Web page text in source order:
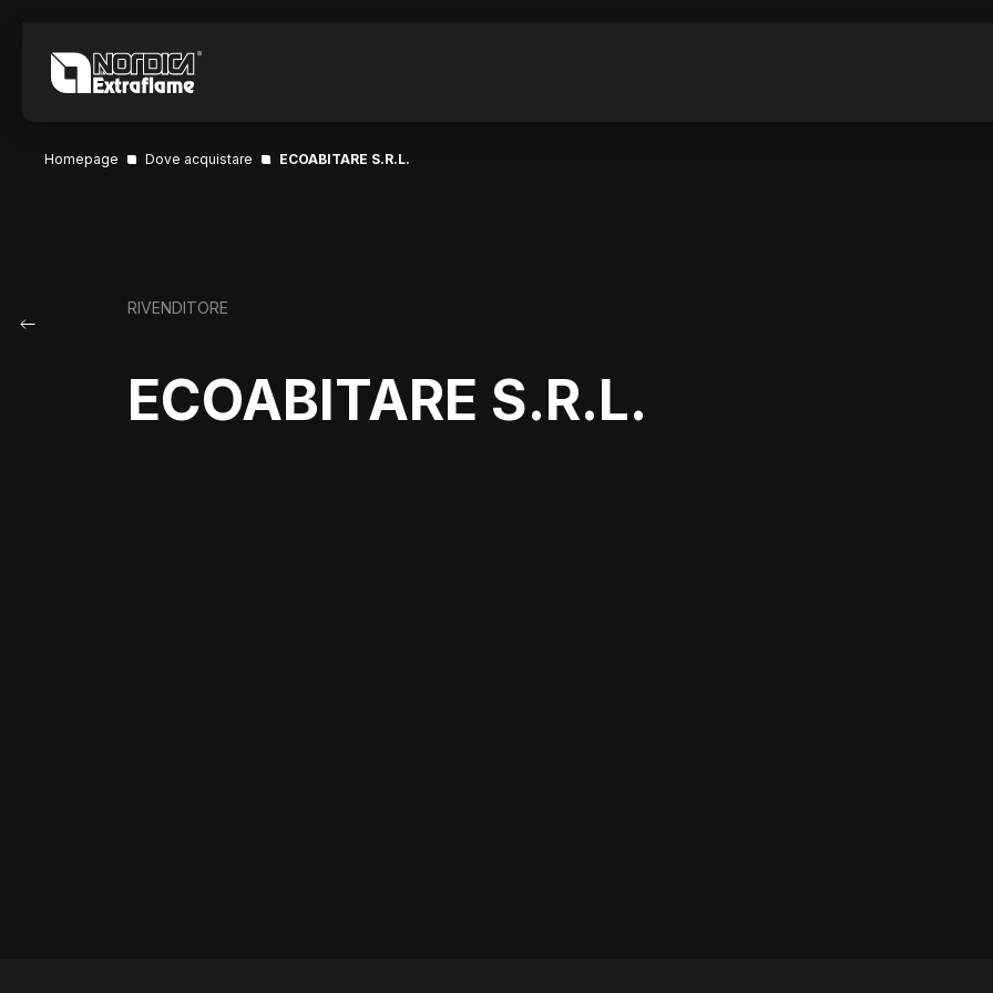
Homepage Dove acquistare ECOABITARE S.R.L.
RIVENDITORE
ECOABITARE S.R.L.